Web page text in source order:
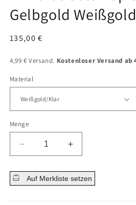
Gelbgold
Normaler
135,00 €
4,99 € Versand. Kostenloser Versand ab
Material
Menge
Menge
für
14
Karat
Menge
für
14
Karat
Auf Merkliste setzen